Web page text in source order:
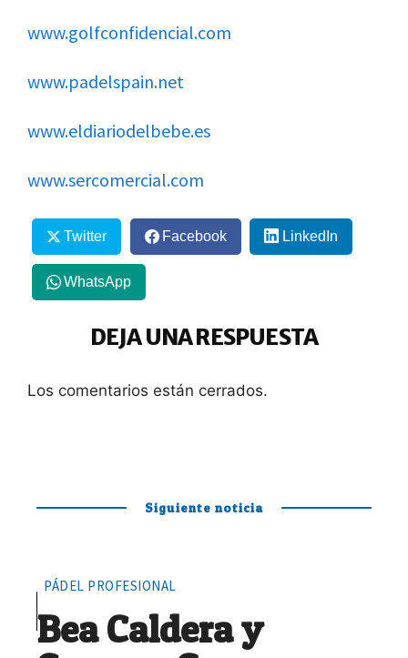
www.golfconfidencial.com
www.padelspain.net
www.eldiariodelbebe.es
www.sercomercial.com
Twitter Facebook LinkedIn
WhatsApp
DEJA UNA RESPUESTA
Los comentarios están cerrados.
Siguiente noticia
PÁDEL PROFESIONAL
Bea Caldera y